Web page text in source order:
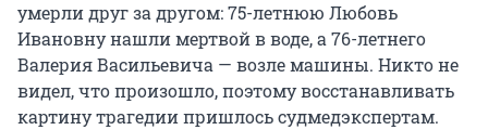
умерли друг за другом: 75-летнюю Любовь
Ивановну нашли мертвой в воде, а 76-летнего
Валерия Васильевича — возле машины. Никто не
видел, что произошло, поэтому восстанавливать
картину трагедии пришлось судмедэкспертам.